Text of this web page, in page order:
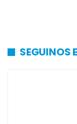
SEGUINOS